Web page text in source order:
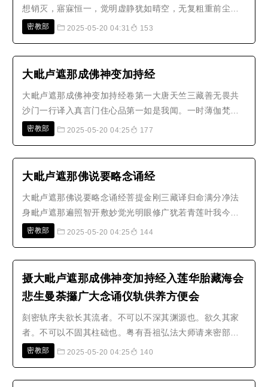
想销灭，寤寐恒一，觉明虚静犹如晴空，无复粗重前尘影
事。观诸世间大地山河，如镜鉴明，来无所粘，过无踪
见同生基，犹如野马熠熠清扰，为浮根..
密教部 2025-05-20 04:31 153
大毗卢遮那成佛神变加持经
大毗卢遮那成佛神变加持经卷第一大唐天竺三藏善无畏共
沙门一行译入真言门住心品第一如是我闻。一时薄伽梵。
住如来加持广大金刚法界宫。一切持金刚者皆悉集会。如
刚。虚空游步执金刚。虚空生执金..
密教部 2025-05-20 04:25 177
大毗卢遮那佛说要略念诵经
大毗卢遮那佛说要略念诵经菩提金刚三藏译归命满分净法
身毗卢遮那遍照智开敷妙觉光明眼修广犹若青莲叶我今依
经要略说自利利他悉地法真言次第方便行发起信解胜愿门
仰犹如世尊师曾经发起殊胜意得入..
密教部 2025-05-20 04:25 144
摄大毗卢遮那成佛神变加持经入莲华胎藏海会
悲生曼荼攞广大念诵仪轨供养方便会
刻密轨序夫欲长其流者。不可以不深其渊源也。欲久其家
者。不可以不固其柱础也。粤有吾祖弘法大师请来密部若
干百轴。则是东寺一家之柱础。南池两流之渊源也。所以
密教部 2025-05-20 04:25 140